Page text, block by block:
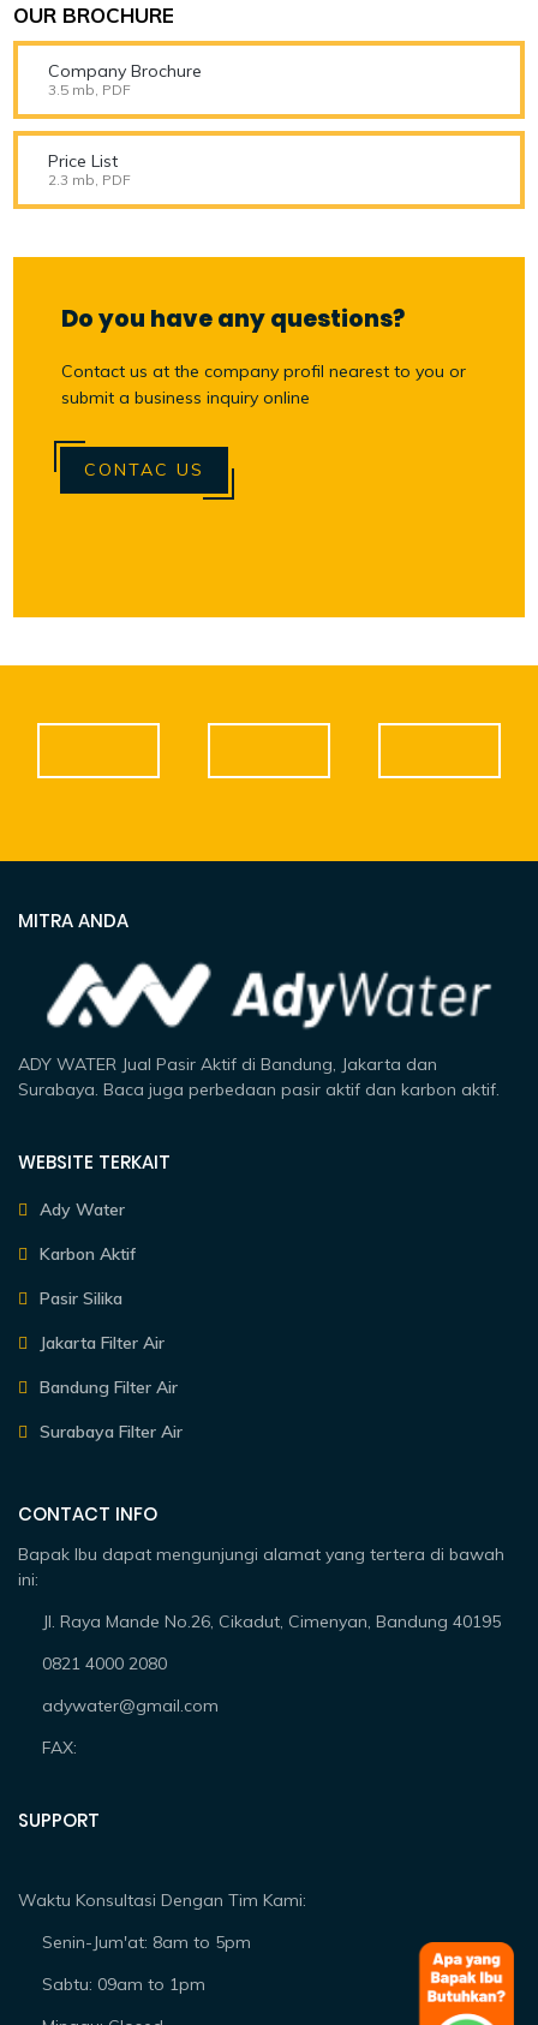
OUR BROCHURE
Company Brochure
3.5 mb, PDF
Price List
2.3 mb, PDF
Do you have any questions?
Contact us at the company profil nearest to you or
submit a business inquiry online
CONTAC US
MITRA ANDA
ADY WATER Jual Pasir Aktif di Bandung, Jakarta dan
Surabaya. Baca juga perbedaan pasir aktif dan karbon aktif.
WEBSITE TERKAIT
Ady Water
Karbon Aktif
Pasir Silika
Jakarta Filter Air
Bandung Filter Air
Surabaya Filter Air
CONTACT INFO
Bapak Ibu dapat mengunjungi alamat yang tertera di bawah
ini:
Jl. Raya Mande No.26, Cikadut, Cimenyan, Bandung 40195
0821 4000 2080
adywater@gmail.com
FAX:
SUPPORT
Waktu Konsultasi Dengan Tim Kami:
Senin-Jum'at: 8am to 5pm
Sabtu: 09am to 1pm